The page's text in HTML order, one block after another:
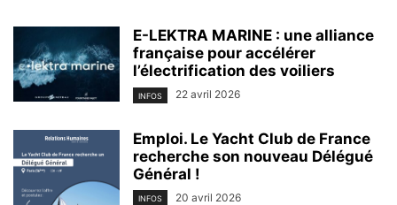
E-LEKTRA MARINE : une alliance
française pour accélérer
l’électrification des voiliers
INFOS 22 avril 2026
Emploi. Le Yacht Club de France
recherche son nouveau Délégué
Général !
INFOS 20 avril 2026